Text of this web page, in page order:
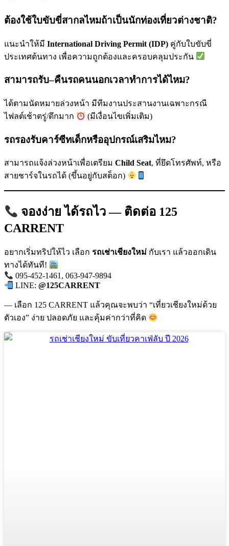
ต้องใช้ใบขับขี่สากลไหมถ้าเป็นนักท่องเที่ยวต่างชาติ?
แนะนำให้มี International Driving Permit (IDP) คู่กับใบขับขี่
ประเทศต้นทาง เพื่อความถูกต้องและครอบคลุมประกัน
สามารถรับ–คืนรถคนนอกเวลาทำการได้ไหม?
ได้ตามนัดหมายล่วงหน้า มีทีมงานประสานงานเฉพาะกรณี
ไฟลต์เช้าตรู่/ดึกมาก
(มีเงื่อนไขเพิ่มเติม)
รถรองรับคาร์ซีทเด็กหรืออุปกรณ์เสริมไหม?
สามารถแจ้งล่วงหน้าเพื่อเตรียม Child Seat, ที่ยึดโทรศัพท์, หรือ
สายชาร์จในรถได้ (ขึ้นอยู่กับสต็อก)
จองง่าย ได้รถไว — ติดต่อ 125
CARRENT
อยากเริ่มทริปให้ไว เลือก รถเช่าเชียงใหม่ กับเรา แล้วออกเดิน
ทางได้ทันที!
095-452-1461, 063-947-9894
LINE:@125CARRENT
— เลือก 125 CARRENT แล้วคุณจะพบว่า “เที่ยวเชียงใหม่ด้วย
ตัวเอง” ง่าย ปลอดภัย และคุ้มค่ากว่าที่คิด